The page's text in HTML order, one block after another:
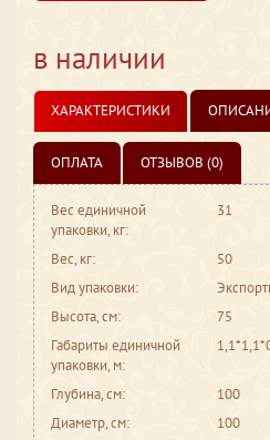
в наличии
ХАРАКТЕРИСТИКИ
ОПЛАТА ОТЗЫВОВ (0)
Вес единичной
упаковки, кг:
31
Вес, кг:
50
Вид упаковки:
Высота, см:
75
Габариты единичной
упаковки, м:
Глубина, см:
100
Диаметр, см:
100